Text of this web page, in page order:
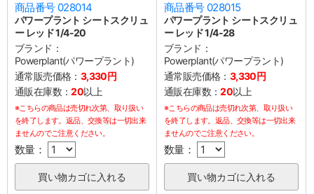
商品番号 028014
パワープラント シートスクリュ
ー レッド 1/4-20
ブランド：
Powerplant(パワープラント)
通常販売価格： 3,330円
通販在庫数：20以上
※こちらの商品は売切れ次第、取り扱い
を終了します。返品、交換等は一切出来
ませんのでご注意ください。
数量：
商品番号 028015
パワープラント シートスクリュ
ー レッド 1/4-28
ブランド：
Powerplant(パワープラント)
通常販売価格： 3,330円
通販在庫数：20以上
※こちらの商品は売切れ次第、取り扱い
を終了します。返品、交換等は一切出来
ませんのでご注意ください。
数量：